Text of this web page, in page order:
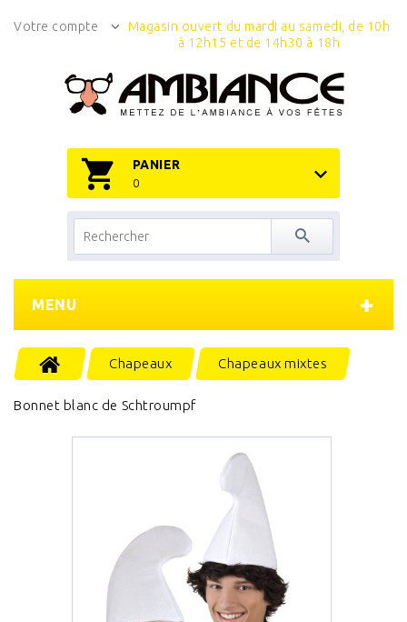
Votre compte
Magasin ouvert du mardi au samedi, de 10h
à 12h15 et de 14h30 à 18h
PANIER
0
MENU
Chapeaux Chapeaux mixtes
Bonnet blanc de Schtroumpf